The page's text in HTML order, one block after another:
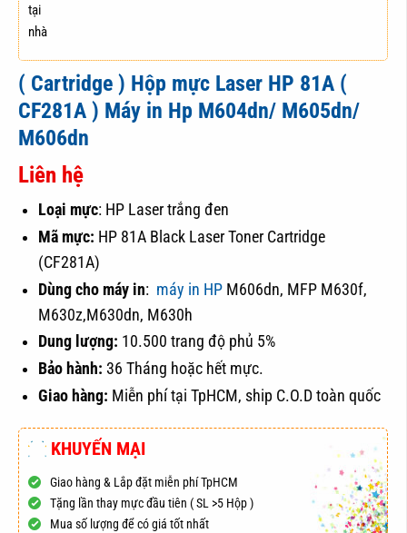
( Cartridge ) Hộp mực Laser HP 81A (
CF281A ) Máy in Hp M604dn/ M605dn/
M606dn
Liên hệ
Loại mực: HP Laser trắng đen
Mã mực: HP 81A Black Laser Toner Cartridge
(CF281A)
Dùng cho máy in: máy in HPM606dn, MFP M630f,
M630z,M630dn, M630h
Dung lượng: 10.500 trang độ phủ 5%
Bảo hành: 36 Tháng hoặc hết mực.
Giao hàng: Miễn phí tại TpHCM, ship C.O.D toàn quốc
KHUYẾN MẠI
Giao hàng & Lắp đặt miễn phí TpHCM
Tặng lần thay mực đầu tiên ( SL >5 Hộp )
Mua số lượng để có giá tốt nhất